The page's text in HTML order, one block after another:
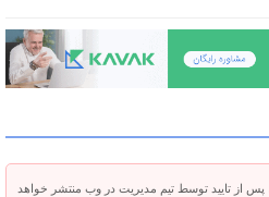
از تایید توسط تیم مدیریت در وب منتشر خواهد